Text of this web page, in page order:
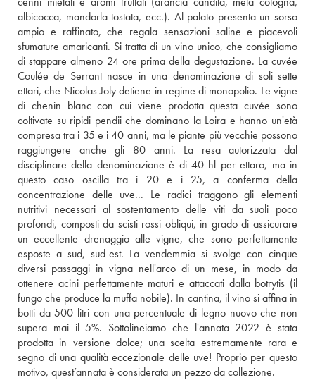
albicocca, mandorla tostata, ecc.). Al palato presenta un sorso
ampio e raffinato, che regala sensazioni saline e piacevoli
sfumature amaricanti. Si tratta di un vino unico, che consigliamo
di stappare almeno 24 ore prima della degustazione. La cuvée
Coulée de Serrant nasce in una denominazione di soli sette
ettari, che Nicolas Joly detiene in regime di monopolio. Le vigne
di chenin blanc con cui viene prodotta questa cuvée sono
coltivate su ripidi pendii che dominano la Loira e hanno un'età
compresa tra i 35 e i 40 anni, ma le piante più vecchie possono
raggiungere anche gli 80 anni. La resa autorizzata dal
disciplinare della denominazione è di 40 hl per ettaro, ma in
questo caso oscilla tra i 20 e i 25, a conferma della
concentrazione delle uve... Le radici traggono gli elementi
nutritivi necessari al sostentamento delle viti da suoli poco
profondi, composti da scisti rossi obliqui, in grado di assicurare
un eccellente drenaggio alle vigne, che sono perfettamente
esposte a sud, sud-est. La vendemmia si svolge con cinque
diversi passaggi in vigna nell'arco di un mese, in modo da
ottenere acini perfettamente maturi e attaccati dalla botrytis (il
fungo che produce la muffa nobile). In cantina, il vino si affina in
botti da 500 litri con una percentuale di legno nuovo che non
supera mai il 5%. Sottolineiamo che l'annata 2022 è stata
prodotta in versione dolce; una scelta estremamente rara e
segno di una qualità eccezionale delle uve! Proprio per questo
motivo, quest’annata è considerata un pezzo da collezione.